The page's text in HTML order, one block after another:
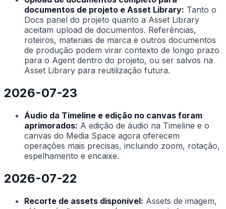
documentos de projeto e Asset Library: Tanto o
Docs panel do projeto quanto a Asset Library
aceitam upload de documentos. Referências,
roteiros, materiais de marca e outros documentos
de produção podem virar contexto de longo prazo
para o Agent dentro do projeto, ou ser salvos na
Asset Library para reutilização futura.
2026-07-23
Áudio da Timeline e edição no canvas foram
aprimorados: A edição de áudio na Timeline e o
canvas do Media Space agora oferecem
operações mais precisas, incluindo zoom, rotação,
espelhamento e encaixe.
2026-07-22
Recorte de assets disponível: Assets de imagem,